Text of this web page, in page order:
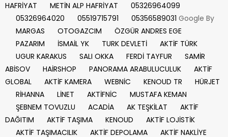
HAFRİYAT
METİN ALP HAFRİYAT
05326964099
05326964020
05519715791 05356589031 Google By
MARGAS
OTOGAZCIM
ÖZGÜR ANDRES EGE
PAZARIM
İSMAİL YK TURK DEVLETİ
AKTİF TÜRK
UGUR KARAKUS
SALI OKKA FERDİ TAYFUR
SAMİR
ABİSOV
HAİRSHOP PANORAMA ARABULUCULUK
AKTİF
GLOBAL
AKTİF KAMERA WEBNİC KENOUD TR
HÜRJET
RİHANNA
LİNET AKTİFNİC
MUSTAFA KEMAN
ŞEBNEM TOVUZLU
ACADİA AK TEŞKİLAT
AKTİF
DAĞITIM
AKTİF TAŞIMA KENOUD
AKTİF LOJİSTİK
AKTİF TAŞIMACILIK
AKTİF DEPOLAMA
AKTİF NAKLİYE